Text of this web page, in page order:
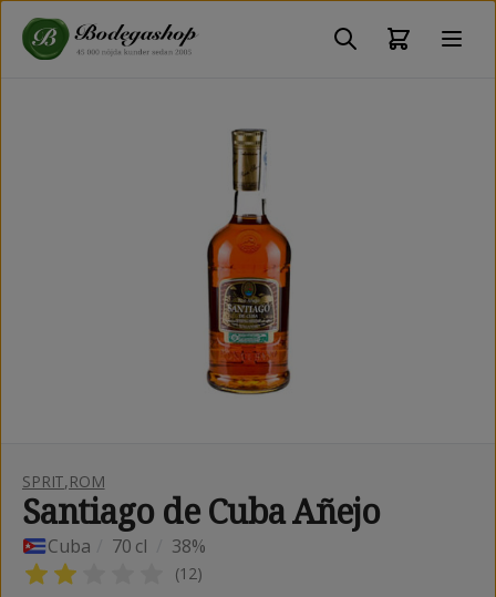
SPRIT,ROM
Santiago de Cuba Añejo
Cuba 70 cl 38%
(12)